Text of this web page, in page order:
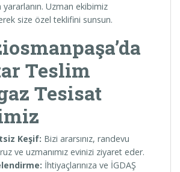
Uzman ekibimiz
size özel teklifini sunsun.
Teslim
Tesisat
Keşif: Bizi ararsınız, randevu
ve uzmanımız evinizi ziyaret eder.
İhtiyaçlarınıza ve İGDAŞ